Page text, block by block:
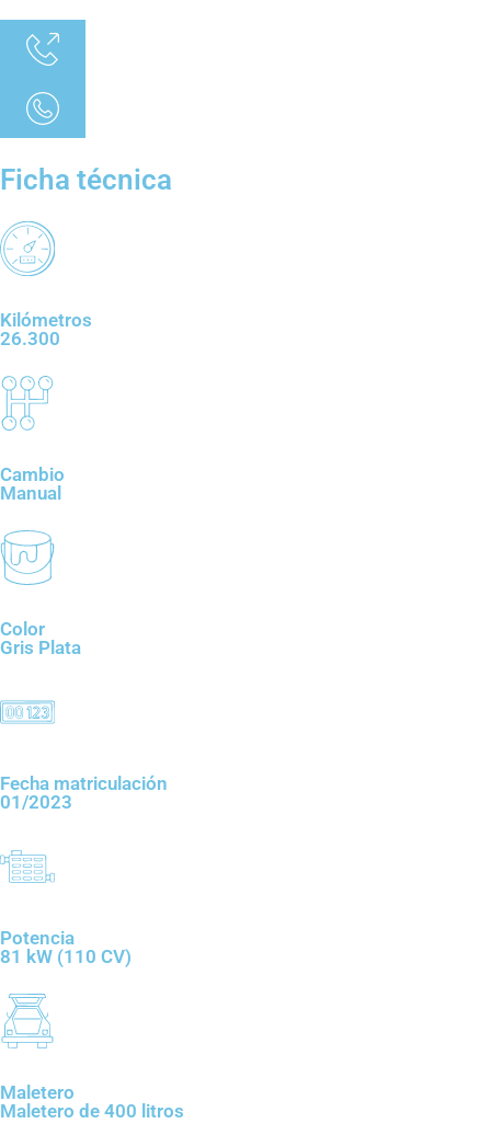
Ficha técnica
Kilómetros
26.300
Cambio
Manual
Color
Gris Plata
Fecha matriculación
01/2023
Potencia
81 kW (110 CV)
Maletero
Maletero de 400 litros